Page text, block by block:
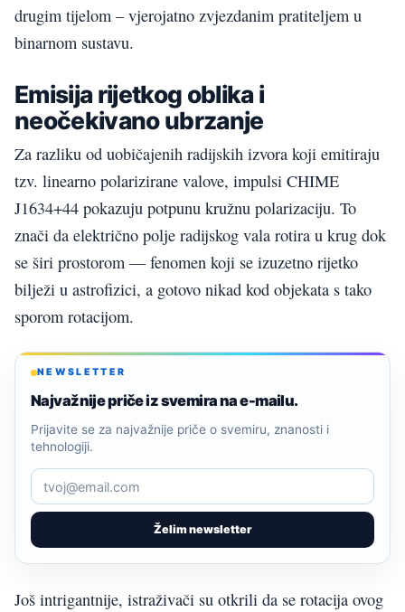
drugim tijelom – vjerojatno zvjezdanim pratiteljem u
binarnom sustavu.
Emisija rijetkog oblika i
neočekivano ubrzanje
Za razliku od uobičajenih radijskih izvora koji emitiraju
tzv. linearno polarizirane valove, impulsi CHIME
J1634+44 pokazuju potpunu kružnu polarizaciju. To
znači da električno polje radijskog vala rotira u krug dok
se širi prostorom — fenomen koji se izuzetno rijetko
bilježi u astrofizici, a gotovo nikad kod objekata s tako
sporom rotacijom.
NEWSLETTER
Najvažnije priče iz svemira na e-mailu.
Želim newsletter
Prijavite se za najvažnije priče o svemiru, znanosti i
tehnologiji.
Još intrigantnije, istraživači su otkrili da se rotacija ovog